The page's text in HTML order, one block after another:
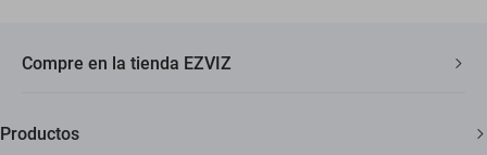
Compre en la tienda EZVIZ
Productos